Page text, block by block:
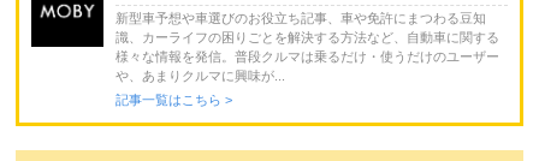
新型車予想や車選びのお役立ち記事、車や免許にまつわる豆知
識、カーライフの困りごとを解決する方法など、自動車に関する
様々な情報を発信。普段クルマは乗るだけ・使うだけのユーザー
や、あまりクルマに興味が...
記事一覧はこちら >